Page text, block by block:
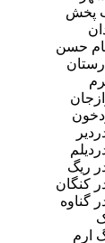
پخش
حسن
ریگ
کنگان
گناوه
ارم